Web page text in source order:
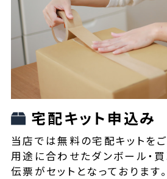
宅配キット申込み
当店では無料の宅配キットをご
用途に合わせたダンボール・
伝票がセットとなっております。